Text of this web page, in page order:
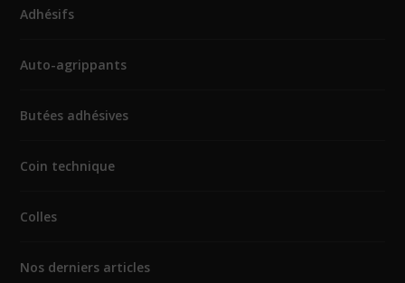
Adhésifs
Auto-agrippants
Butées adhésives
Coin technique
Colles
Nos derniers articles